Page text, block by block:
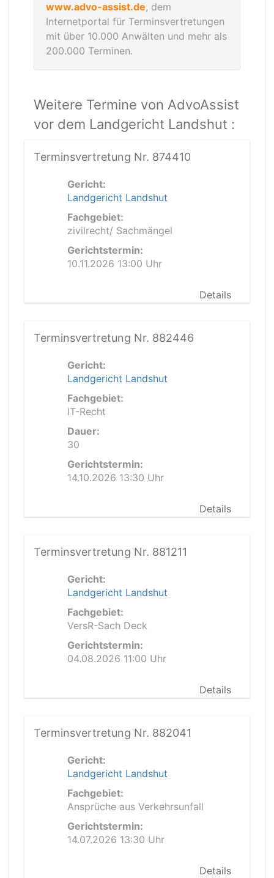
www.advo-assist.de, dem
Internetportal für Terminsvertretungen
mit über 10.000 Anwälten und mehr als
200.000 Terminen.
Weitere Termine von AdvoAssist
vor dem Landgericht Landshut :
Terminsvertretung Nr. 874410
Gericht:
Landgericht Landshut
Fachgebiet:
zivilrecht/ Sachmängel
Gerichtstermin:
10.11.2026 13:00 Uhr
Details
Terminsvertretung Nr. 882446
Gericht:
Landgericht Landshut
Fachgebiet:
IT-Recht
Dauer:
30
Gerichtstermin:
14.10.2026 13:30 Uhr
Details
Terminsvertretung Nr. 881211
Gericht:
Landgericht Landshut
Fachgebiet:
VersR-Sach Deck
Gerichtstermin:
04.08.2026 11:00 Uhr
Details
Terminsvertretung Nr. 882041
Gericht:
Landgericht Landshut
Fachgebiet:
Ansprüche aus Verkehrsunfall
Gerichtstermin:
14.07.2026 13:30 Uhr
Details